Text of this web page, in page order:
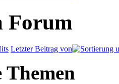
Forum
Letzter Beitrag von